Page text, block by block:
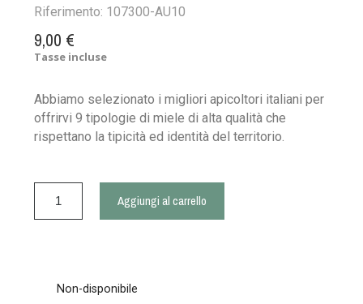
Riferimento: 107300-AU10
9,00 €
Tasse incluse
Abbiamo selezionato i migliori apicoltori italiani per
offrirvi 9 tipologie di miele di alta qualità che
rispettano la tipicità ed identità del territorio.
Aggiungi al carrello
Non-disponibile